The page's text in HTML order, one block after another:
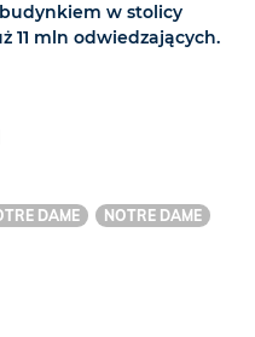
w stolicy
11 mln odwiedzających.
DAME NOTRE DAME